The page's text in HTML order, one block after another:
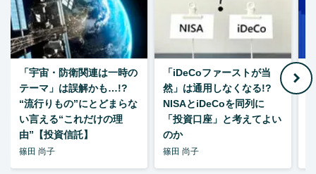
「宇宙・防衛関連は一時の
テーマ」は誤解かも…!?
“流行りもの”にとどまらな
い言える“これだけの理
由”【投資信託】
篠田 尚子
「iDeCoファーストが当
然」は通用しなくなる!?
NISAとiDeCoを同列に
「投資口座」と考えてよい
のか
篠田 尚子